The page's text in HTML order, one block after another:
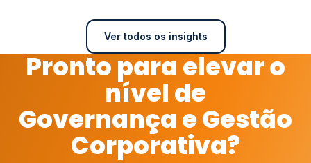
Ver todos os insights
Pronto para elevar o
nível de
Governança e Gestão
Corporativa?